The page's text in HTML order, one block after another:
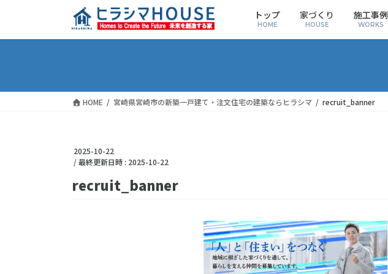
トップ
HOME
家づくり
HOUSE
施工事例
WORKS
HOME 宮崎県宮崎市の新築一戸建て・注文住宅の建築ならヒラシマ recruit_banner
2025-10-22
/ 最終更新日時 : 2025-10-22
recruit_banner